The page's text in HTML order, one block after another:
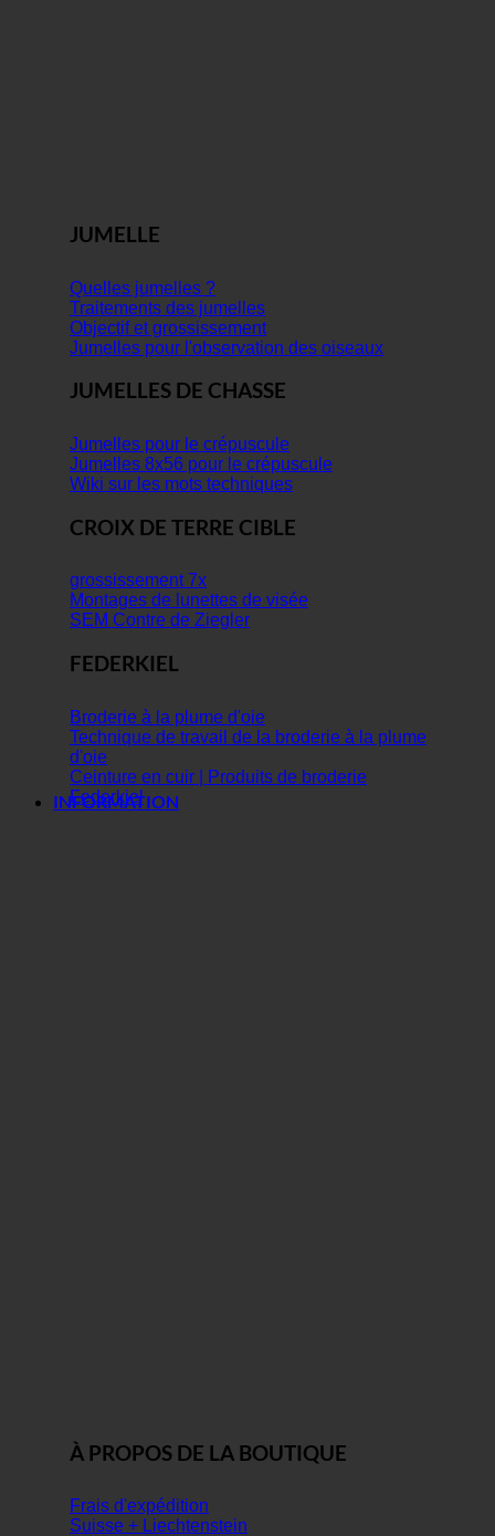
JUMELLE
Quelles jumelles ?
Traitements des jumelles
Objectif et grossissement
Jumelles pour l'observation des oiseaux
JUMELLES DE CHASSE
Jumelles pour le crépuscule
Jumelles 8x56 pour le crépuscule
Wiki sur les mots techniques
CROIX DE TERRE CIBLE
grossissement 7x
Montages de lunettes de visée
SEM Contre de Ziegler
FEDERKIEL
Broderie à la plume d'oie
Technique de travail de la broderie à la plume
d'oie
Ceinture en cuir | Produits de broderie
Federkiel
INFORMATION
À PROPOS DE LA BOUTIQUE
Frais d'expédition
Suisse + Liechtenstein